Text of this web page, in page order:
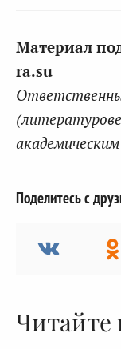
Материал
ra.su
Поделитесь с
Читайте